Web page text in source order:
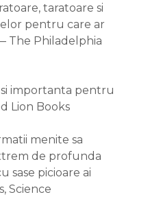
taratoare si
pentru care ar
The Philadelphia
si importanta pentru
Lion Books
menite sa
de profunda
sase picioare ai
Science